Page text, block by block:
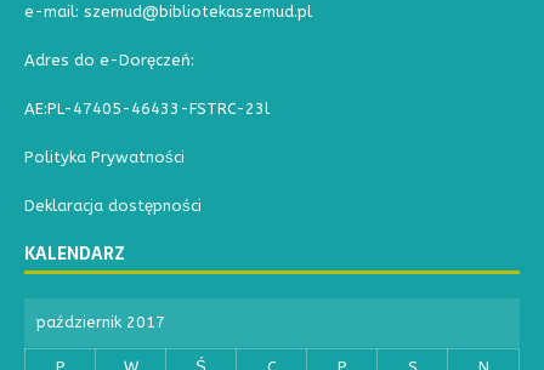
e-mail: szemud@bibliotekaszemud.pl
Adres do e-Doręczeń:
AE:PL-47405-46433-FSTRC-23l
Polityka Prywatności
Deklaracja dostępności
KALENDARZ
październik 2017